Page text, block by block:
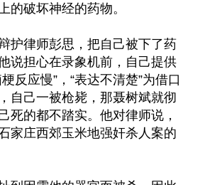
的破坏神经的药物。
护律师彭思，把自己被下了药
说担心在录象机前，自己提供
反应慢”，“表达不清楚”为借口
自己一被枪毙，那聂树斌就彻
死的都不踏实。他对律师说，
家庄西郊玉米地强奸杀人案的